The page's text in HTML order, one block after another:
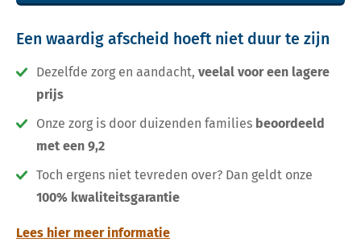
Een waardig afscheid hoeft niet duur te zijn
Dezelfde zorg en aandacht, veelal voor een lagere
prijs
Onze zorg is door duizenden families beoordeeld
met een 9,2
Toch ergens niet tevreden over? Dan geldt onze
100% kwaliteitsgarantie
Lees hier meer informatie